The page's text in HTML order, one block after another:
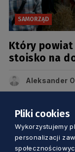
SAMORZĄD
Który
stoisko na
Aleksander
Pliki cookies
Wykorzystujemy
personalizacji